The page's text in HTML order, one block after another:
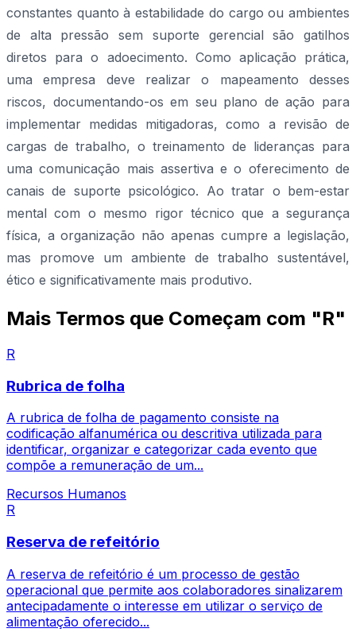
constantes quanto à estabilidade do cargo ou ambientes
de alta pressão sem suporte gerencial são gatilhos
diretos para o adoecimento. Como aplicação prática,
uma empresa deve realizar o mapeamento desses
riscos, documentando-os em seu plano de ação para
implementar medidas mitigadoras, como a revisão de
cargas de trabalho, o treinamento de lideranças para
uma comunicação mais assertiva e o oferecimento de
canais de suporte psicológico. Ao tratar o bem-estar
mental com o mesmo rigor técnico que a segurança
física, a organização não apenas cumpre a legislação,
mas promove um ambiente de trabalho sustentável,
ético e significativamente mais produtivo.
Mais Termos que Começam com "R"
R
Rubrica de folha
A rubrica de folha de pagamento consiste na
codificação alfanumérica ou descritiva utilizada para
identificar, organizar e categorizar cada evento que
compõe a remuneração de um...
Recursos Humanos
R
Reserva de refeitório
A reserva de refeitório é um processo de gestão
operacional que permite aos colaboradores sinalizarem
antecipadamente o interesse em utilizar o serviço de
alimentação oferecido...